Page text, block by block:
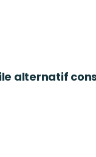
alternatif